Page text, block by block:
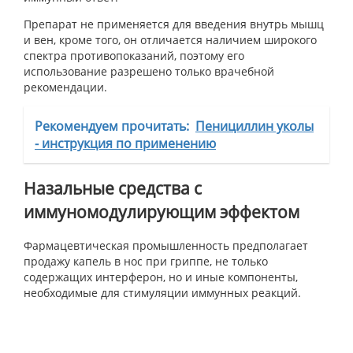
Препарат не применяется для введения внутрь мышц
и вен, кроме того, он отличается наличием широкого
спектра противопоказаний, поэтому его
использование разрешено только врачебной
рекомендации.
Рекомендуем прочитать: Пенициллин уколы
- инструкция по применению
Назальные средства с
иммуномодулирующим эффектом
Фармацевтическая промышленность предполагает
продажу капель в нос при гриппе, не только
содержащих интерферон, но и иные компоненты,
необходимые для стимуляции иммунных реакций.